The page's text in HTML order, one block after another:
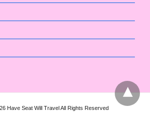
Have Seat Will Travel All Rights Reserved